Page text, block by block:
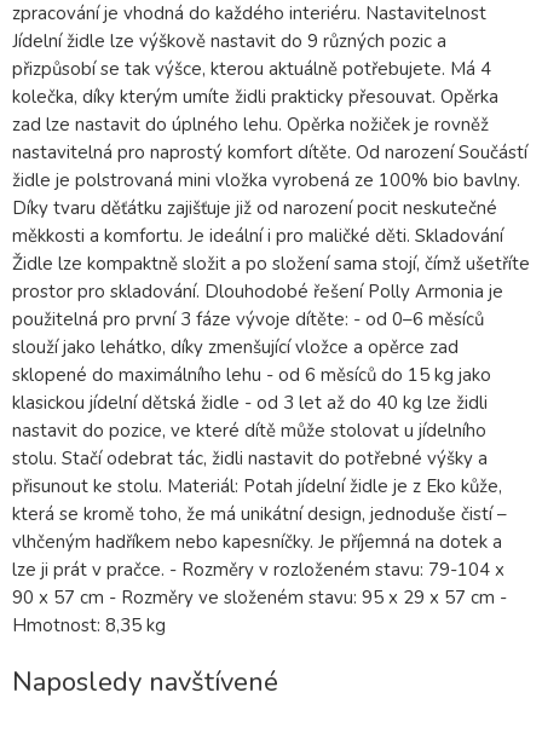
zpracování je vhodná do každého interiéru. Nastavitelnost
Jídelní židle lze výškově nastavit do 9 různých pozic a
přizpůsobí se tak výšce, kterou aktuálně potřebujete. Má 4
kolečka, díky kterým umíte židli prakticky přesouvat. Opěrka
zad lze nastavit do úplného lehu. Opěrka nožiček je rovněž
nastavitelná pro naprostý komfort dítěte. Od narození Součástí
židle je polstrovaná mini vložka vyrobená ze 100% bio bavlny.
Díky tvaru děťátku zajišťuje již od narození pocit neskutečné
měkkosti a komfortu. Je ideální i pro maličké děti. Skladování
Židle lze kompaktně složit a po složení sama stojí, čímž ušetříte
prostor pro skladování. Dlouhodobé řešení Polly Armonia je
použitelná pro první 3 fáze vývoje dítěte: - od 0–6 měsíců
slouží jako lehátko, díky zmenšující vložce a opěrce zad
sklopené do maximálního lehu - od 6 měsíců do 15 kg jako
klasickou jídelní dětská židle - od 3 let až do 40 kg lze židli
nastavit do pozice, ve které dítě může stolovat u jídelního
stolu. Stačí odebrat tác, židli nastavit do potřebné výšky a
přisunout ke stolu. Materiál: Potah jídelní židle je z Eko kůže,
která se kromě toho, že má unikátní design, jednoduše čistí –
vlhčeným hadříkem nebo kapesníčky. Je příjemná na dotek a
lze ji prát v pračce. - Rozměry v rozloženém stavu: 79-104 x
90 x 57 cm - Rozměry ve složeném stavu: 95 x 29 x 57 cm -
Hmotnost: 8,35 kg
Naposledy navštívené